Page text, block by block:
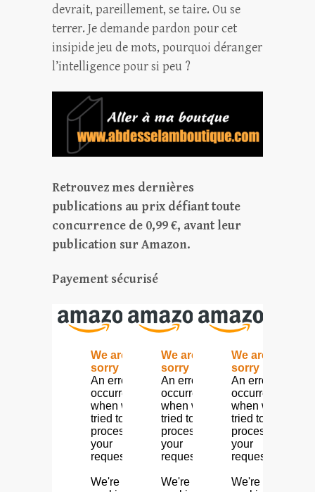
devrait, pareillement, se taire. Ou se
terrer. Je demande pardon pour cet
insipide jeu de mots, pourquoi déranger
l’intelligence pour si peu ?
Retrouvez mes dernières
publications au prix défiant toute
concurrence de 0,99 €, avant leur
publication sur Amazon.
Payement sécurisé